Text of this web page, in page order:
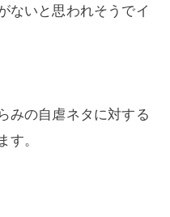
ないと思われそうでイ
みの自虐ネタに対する
す。